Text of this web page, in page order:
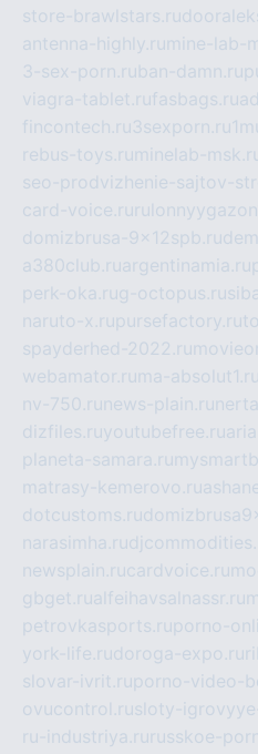
store-brawlstars.ru
antenna-highly.ru mine-lab-
3-sex-porn.ruban-damn.ru
viagra-tablet.rufasbags.ru
fincontech.ru3sexporn.ru
rebus-toys.ru minelab-
seo-prodvizhenie-sajtov-
card-voice.ru
domizbrusa-9x12spb.ru
a380club.ruargentinamia.ru
perk-oka.rug-octopus.ru
naruto-x.rupursefactory.ru
spayderhed-2022.ru
webamator.ru ma-absolut1.ru
nv-750.ru news-plain.ru
dizfiles.ruyoutubefree.ru
planeta-samara.ru
matrasy-kemerovo.ru
dotcustoms.ru
narasimha.ru
newsplain.rucardvoice.ru
gbget.rualfeihavsalnassr.ru
petrovkasports.ruporno-
york-life.rudoroga-expo.ru
slovar-ivrit.ruporno-video-
ovucontrol.rusloty-
ru-industriya.ru russkoe-